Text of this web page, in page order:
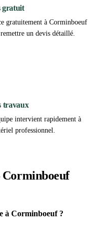
gratuit
gratuitement à Corminboeuf
un devis détaillé.
travaux
intervient rapidement à
professionnel.
à Corminboeuf ?